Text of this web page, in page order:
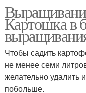
Картошка в
Чтобы садить
не менее семи
желательно удалить
побольше.